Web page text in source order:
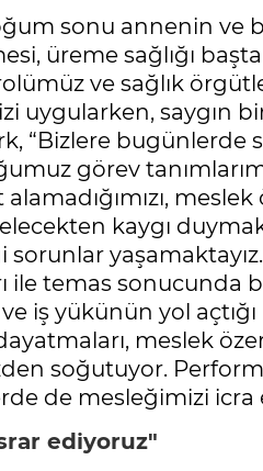
sonu annenin ve
üreme sağlığı
ve sağlık
uygularken, saygın
“Bizlere bugünlerde
görev
alamadığımızı,
kaygı
ile temas sonucunda
iş yükünün yol
meslek
soğutuyor.
de mesleğimizi icra
ediyoruz"